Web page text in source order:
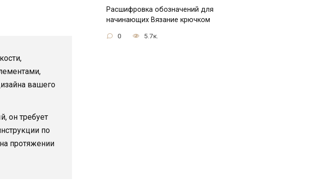
вашего
он требует
по
протяжении
Расшифровка обозначений для
начинающих Вязание крючком
0 5.7к.